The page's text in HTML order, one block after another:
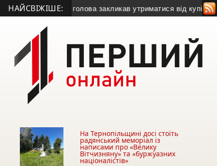
НАЙСВІЖІШЕ:
• Міський голова закликав утриматися від купівлі
На Тернопільщині досі стоїть
радянський меморіал із
написами про «Велику
Вітчизняну» та «буржуазних
націоналістів»